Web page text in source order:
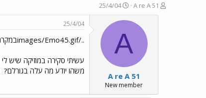
פ
ו
A re A 51
פ
ו
ר
ם
ב
א
ר
י
ך
25/4/04
A
A re A 51
New member
25/4/04
../images/Emo45.gifבמקרה../images/Emo153.gif
משהו יודע מה עלה בגורלם?